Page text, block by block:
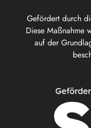
Gefördert durch
Diese Maßnahme
auf der